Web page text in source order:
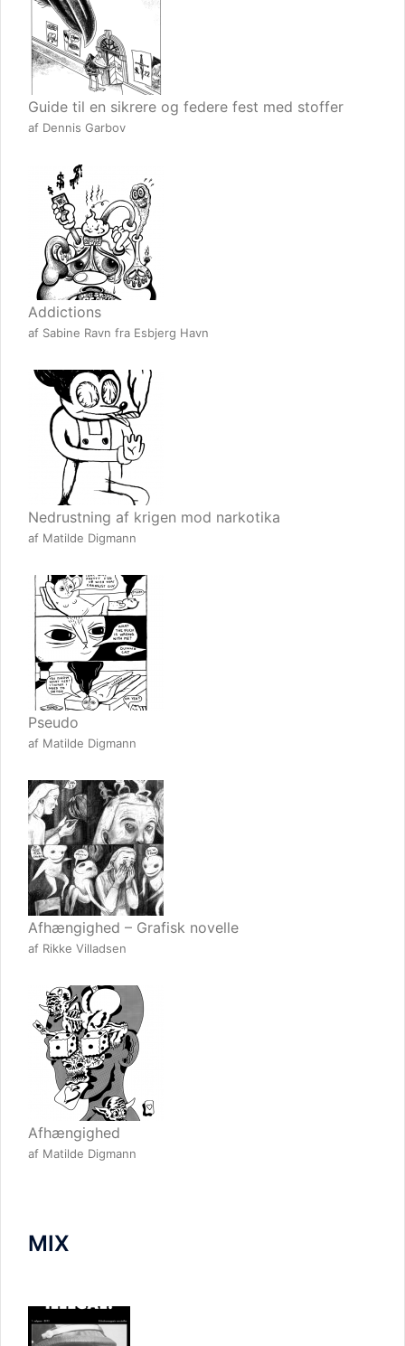
Guide til en sikrere og federe fest med stoffer
af Dennis Garbov
Addictions
af Sabine Ravn fra Esbjerg Havn
Nedrustning af krigen mod narkotika
af Matilde Digmann
Pseudo
af Matilde Digmann
Afhængighed – Grafisk novelle
af Rikke Villadsen
Afhængighed
af Matilde Digmann
MIX